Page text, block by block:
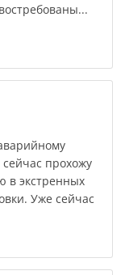
прохожу
в экстренных
Уже сейчас